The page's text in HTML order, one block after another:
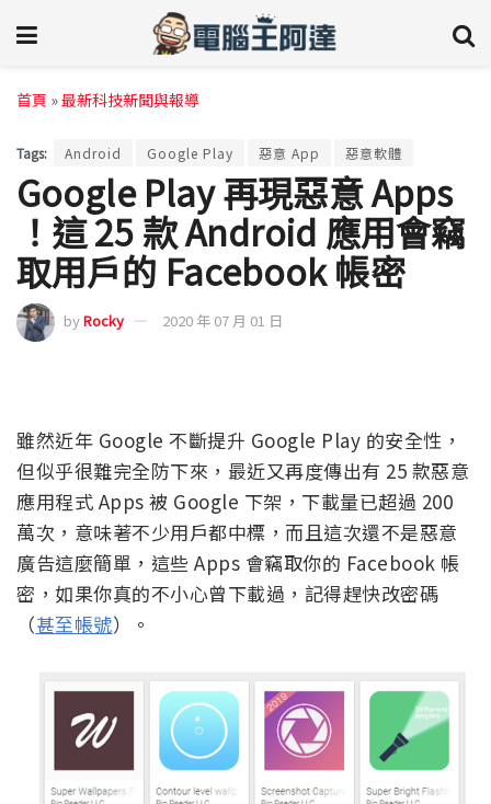
首頁 »最新科技新聞與報導
Tags: Android Google Play 惡意 App 惡意軟體
Google Play 再現惡意 Apps
！這 25 款 Android 應用會竊
取用戶的 Facebook 帳密
byRocky 2020 年 07 月 01 日
雖然近年 Google 不斷提升 Google Play 的安全性，
但似乎很難完全防下來，最近又再度傳出有 25 款惡意
應用程式 Apps 被 Google 下架，下載量已超過 200
萬次，意味著不少用戶都中標，而且這次還不是惡意
廣告這麼簡單，這些 Apps 會竊取你的 Facebook 帳
密，如果你真的不小心曾下載過，記得趕快改密碼
（甚至帳號）。